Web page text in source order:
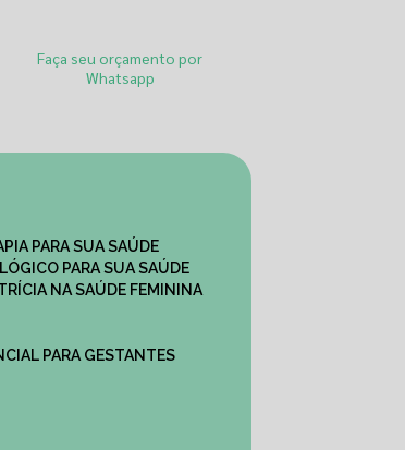
Faça seu orçamento por
Whatsapp
PARA SUA SAÚDE
PARA SUA SAÚDE
NA SAÚDE FEMININA
PARA GESTANTES